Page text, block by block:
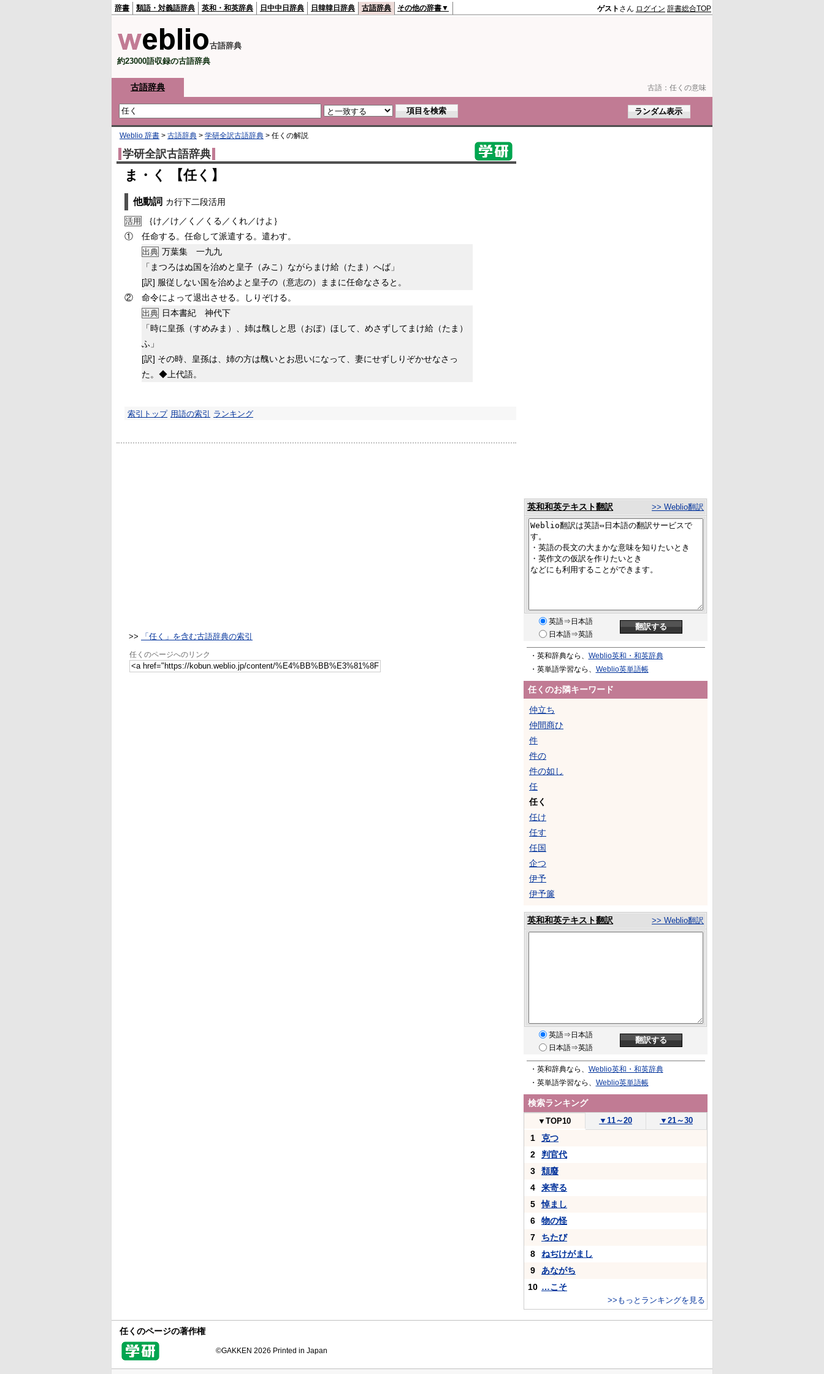
古語： 任くの意味
辞書 類語・対義語辞典 英和・和英辞典 日中中日辞典 日韓韓日辞典 古語辞典 その他の辞書▼ ゲスト さん ログイン 辞書総合TOP
古語辞典
約23000語収録の古語辞典
古語辞典
Weblio 辞書 > 古語辞典 > 学研全訳古語辞典 > 任く の解説
学研全訳古語辞典
ま・く 【任く】
他動詞 カ行下二段活用
活用
｛け／け／く／くる／くれ／けよ｝
①
任命する。任命して派遣する。遣わす。
出典 万葉集 一九九
「まつろはぬ国を治めと皇子（みこ）ながらまけ給（たま）へば」
[訳] 服従しない国を治めよと皇子の（意志の）ままに任命なさると。
②
命令によって退出させる。しりぞける。
出典 日本書紀 神代下
「時に皇孫（すめみま）、姉は醜しと思（おぼ）ほして、めさずしてまけ給（たま）
ふ」
[訳] その時、皇孫は、姉の方は醜いとお思いになって、妻にせずしりぞかせなさっ
た。◆上代語。
索引トップ 用語の索引 ランキング
>> 「任く」を含む古語辞典の索引
任くのページへのリンク
英和和英テキスト翻訳 >> Weblio翻訳
英語⇒日本語
日本語⇒英語
・英和辞典なら、 Weblio英和・和英辞典
・英単語学習なら、 Weblio英単語帳
任くのお隣キーワード
仲立ち
仲間商ひ
件
件の
件の如し
任
任く
任け
任す
任国
企つ
伊予
伊予簾
英和和英テキスト翻訳 >> Weblio翻訳
英語⇒日本語
日本語⇒英語
・英和辞典なら、 Weblio英和・和英辞典
・英単語学習なら、 Weblio英単語帳
検索ランキング
▼ TOP10 ▼ 11～20 ▼ 21～30
1
克つ
2
判官代
3
頽廢
4
来寄る
5
悼まし
6
物の怪
7
ちたび
8
ねぢけがまし
9
あながち
10 …こそ
>>もっとランキングを見る
任くのページの著作権
©GAKKEN 2026 Printed in Japan